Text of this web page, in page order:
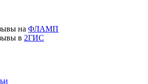
на ФЛАМП
в 2ГИС